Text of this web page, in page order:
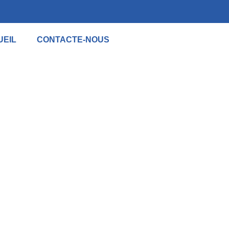
CONTACTE-NOUS